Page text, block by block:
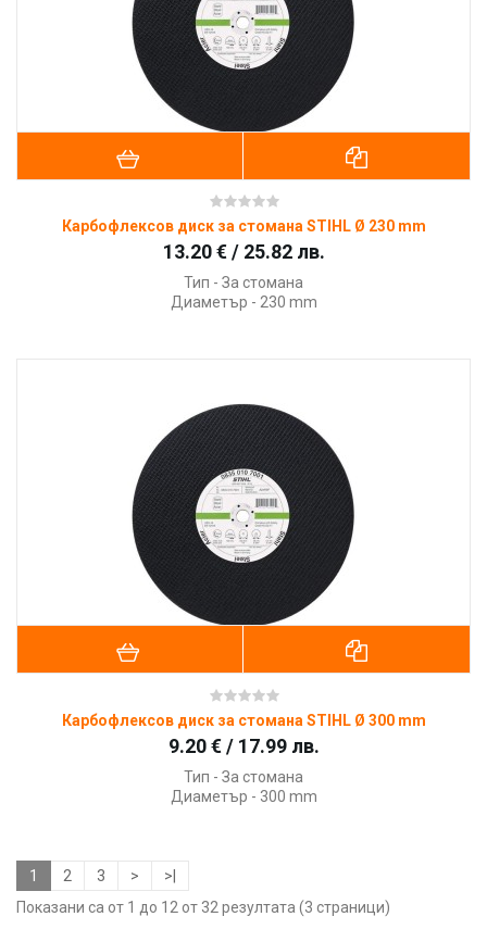
Карбофлексов диск за стомана STIHL Ø 230 mm
13.20 € / 25.82 лв.
Тип - За стомана
Диаметър - 230 mm
Карбофлексов диск за стомана STIHL Ø 300 mm
9.20 € / 17.99 лв.
Тип - За стомана
Диаметър - 300 mm
1 2 3 >
>|
Показани са от 1 до 12 от 32 резултата (3 страници)